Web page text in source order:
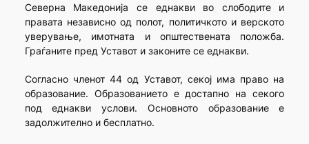
Северна Македонија се еднакви во слободите и
правата независно од полот, политичкото и верското
уверување, имотната и општествената положба.
Граѓаните пред Уставот и законите се еднакви.
Согласно членот 44 од Уставот, секој има право на
образование. Образованието е достапно на секого
под еднакви услови. Основното образование е
задолжително и бесплатно.